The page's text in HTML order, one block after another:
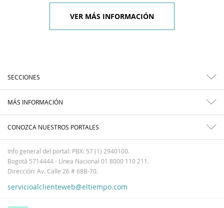
VER MÁS INFORMACIÓN
SECCIONES
MÁS INFORMACIÓN
CONOZCA NUESTROS PORTALES
Info general del portal: PBX: 57 (1) 2940100.
Bogotá 5714444 - Línea Nacional 01 8000 110 211.
Dirección: Av. Calle 26 # 68B-70.
servicioalclienteweb@eltiempo.com